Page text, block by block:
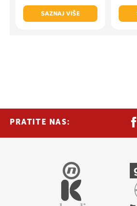
SAZNAJ VIŠE
PRATITE NAS: